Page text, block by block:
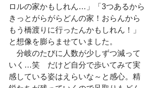
ロルの家かもしれん…」「3つあるから
きっとがらがらどんの家！おらんから
もう橋渡りに行ったんかもしれん！」
と想像を膨らませていました。
分岐のたびに人数が少しずつ減って
いく…笑　だけど自分で歩いてみて実
感している姿はえらいな～と感心。精